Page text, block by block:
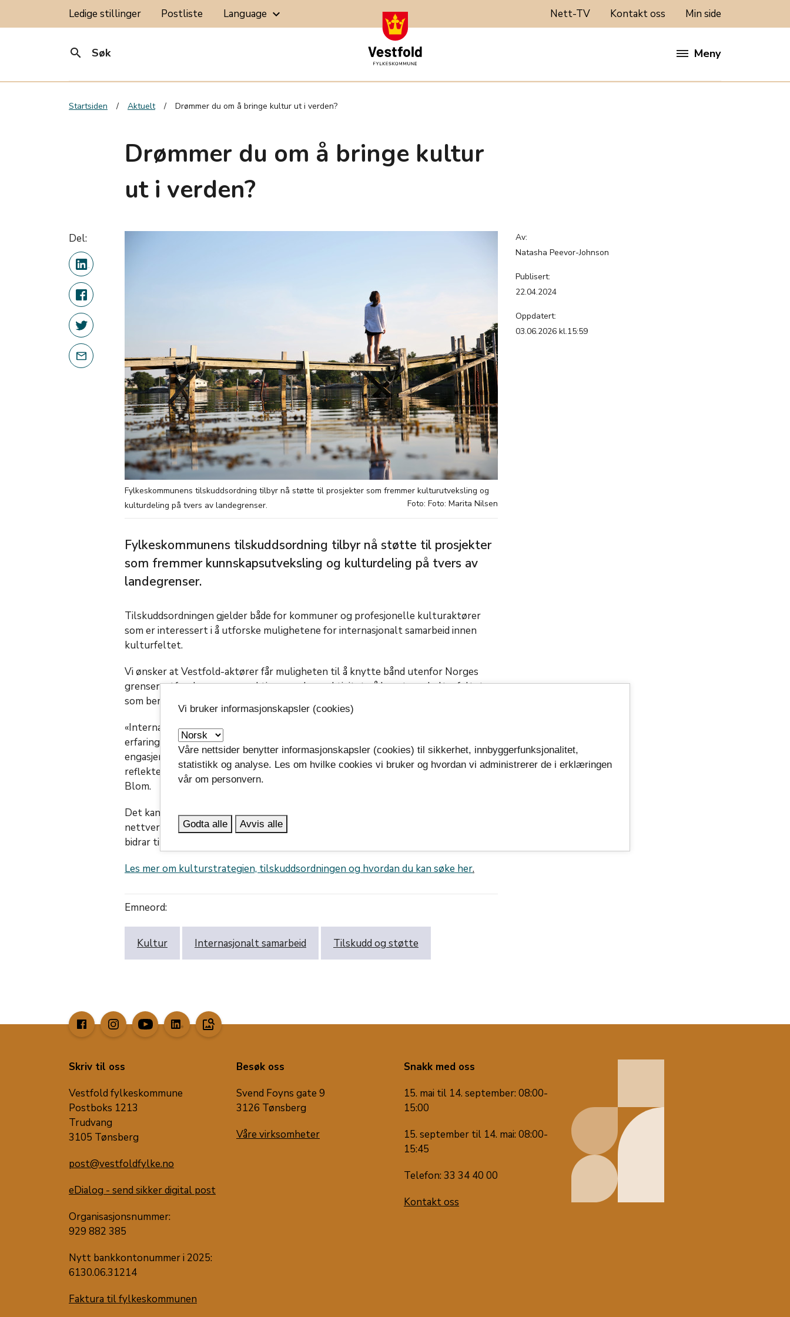
Ledige stillinger Postliste Language keyboard_arrow_down Nett-TV Kontakt oss Min side
search Søk Meny
Startsiden Aktuelt Drømmer du om å bringe kultur ut i verden?
Drømmer du om å bringe kultur
ut i verden?
Del:
Fylkeskommunens tilskuddsordning tilbyr nå støtte til prosjekter som fremmer kulturutveksling og
kulturdeling på tvers av landegrenser.
Foto: Foto: Marita Nilsen
Av:
Natasha Peevor-Johnson
Publisert:
22.04.2024
Oppdatert:
03.06.2026 kl.15:59
Fylkeskommunens tilskuddsordning tilbyr nå støtte til prosjekter
som fremmer kunnskapsutveksling og kulturdeling på tvers av
landegrenser.
Tilskuddsordningen gjelder både for kommuner og profesjonelle kulturaktører
som er interessert i å utforske mulighetene for internasjonalt samarbeid innen
kulturfeltet.
Vi ønsker at Vestfold-aktører får muligheten til å knytte bånd utenfor Norges
grenser, utforske nye perspektiver og skape aktivitet på kunst- og kulturfeltet
som beriker både Vestfold samfunnet og internasjonale kulturarenaer.
«Internasjonalt samarbeid er en del av fylkeskommunens kulturstrategi, og
erfaringsdeling på tvers av landegrenser gir både bedre løsninger og nytt
engasjement. Tenk, så viktig det er å bli utfordra på egne, satte oppfattelser og
reflektere over dem. Å se på seg selv virkelig fra utsida» sier seksjonsleder Else
Blom.
Det kan søkes om tilskudd til utvikling av internasjonale prosjekter,
nettverksbygging, partnersøk eller egenandel til deltagelse i programmer som
bidrar til å realisere målsettingene i fylkeskommunens kulturstrategi.
Les mer om kulturstrategien, tilskuddsordningen og hvordan du kan søke her.
Emneord:
Kultur Internasjonalt samarbeid Tilskudd og støtte
image_search
Skriv til oss
Vestfold fylkeskommune
Postboks 1213
Trudvang
3105 Tønsberg
post@vestfoldfylke.no
eDialog - send sikker digital post
Organisasjonsnummer:
929 882 385
Nytt bankkontonummer i 2025:
6130.06.31214
Faktura til fylkeskommunen
Besøk oss
Svend Foyns gate 9
3126 Tønsberg
Våre virksomheter
Snakk med oss
15. mai til 14. september: 08:00-
15:00
15. september til 14. mai: 08:00-
15:45
Telefon: 33 34 40 00
Kontakt oss
Vi bruker informasjonskapsler (cookies)
Våre nettsider benytter informasjonskapsler (cookies) til sikkerhet, innbyggerfunksjonalitet,
statistikk og analyse. Les om hvilke cookies vi bruker og hvordan vi administrerer de i erklæringen
vår om personvern.
Godta alle Avvis alle